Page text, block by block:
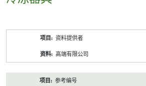
资料提供者
高端有限公司
参考编号